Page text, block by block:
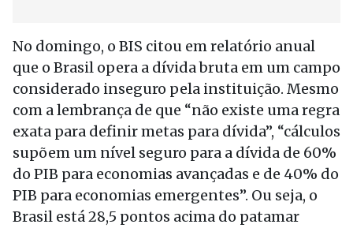
No domingo, o BIS citou em relatório anual
que o Brasil opera a dívida bruta em um campo
considerado inseguro pela instituição. Mesmo
com a lembrança de que “não existe uma regra
exata para definir metas para dívida”, “cálculos
supõem um nível seguro para a dívida de 60%
do PIB para economias avançadas e de 40% do
PIB para economias emergentes”. Ou seja, o
Brasil está 28,5 pontos acima do patamar